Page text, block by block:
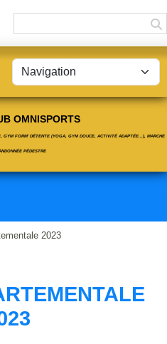
OMNISPORTS
FORM' DÉTENTE (YOGA, GYM DOUCE, ACTIVITÉ ADAPTÉE...), MARCHE
PÉDESTRE
2023